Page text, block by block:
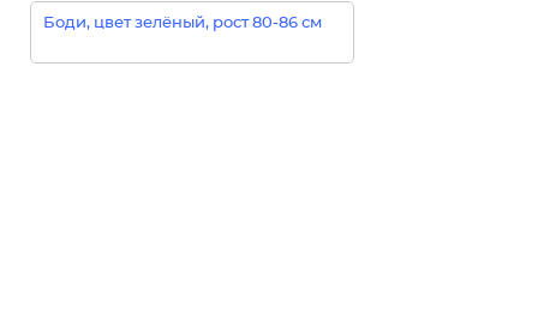
Боди, цвет зелёный, рост 80-86 см